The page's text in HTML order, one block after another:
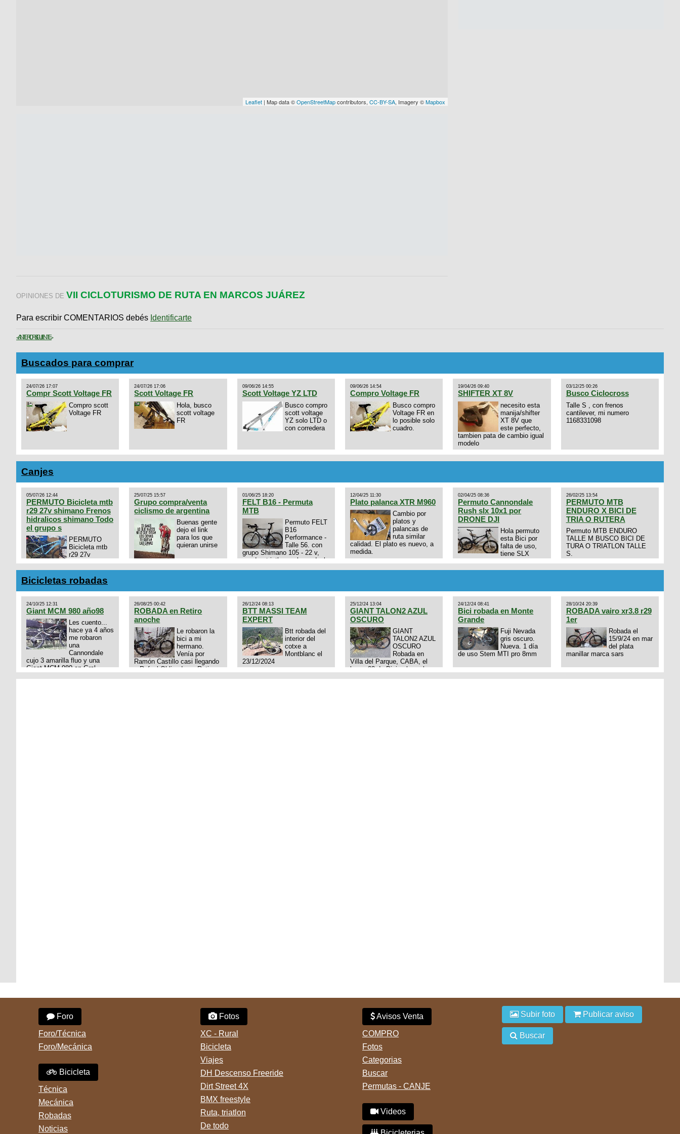
Leaflet | Map data ©OpenStreetMapcontributors,CC-BY-SA, Imagery ©Mapbox
OPINIONES DE VII CICLOTURISMO DE RUTA EN MARCOS JUÁREZ
Para escribir COMENTARIOS debés Identificarte
< ANTERIORSIGUIENTE >
Buscados para comprar
24/07/26 17:07
Compr Scott Voltage FR
Compro scott
Voltage FR
24/07/26 17:06
Scott Voltage FR
Hola, busco
scott voltage
FR
09/06/26 14:55
Scott Voltage YZ LTD
Busco compro
scott voltage
YZ solo LTD o
con corredera
09/06/26 14:54
Compro Voltage FR
Busco compro
Voltage FR en
lo posible solo
cuadro.
19/04/26 09:40
SHIFTER XT 8V
necesito esta
manija/shifter
XT 8V que
este perfecto,
tambien pata de cambio igual
modelo
03/12/25 00:26
Busco Ciclocross
Talle S , con frenos
cantilever, mi numero
1168331098
Canjes
05/07/26 12:44
PERMUTO Bicicleta mtb
r29 27v shimano Frenos
hidralicos shimano Todo
el grupo s
PERMUTO
Bicicleta mtb
r29 27v
shimano
Frenos hidralicos shimano
Todo el grupo shimano Talle
s/m Permuto x pistera o ruta
talle s o m.
25/07/25 15:57
Grupo compra/venta
ciclismo de argentina
Buenas gente
dejo el link
para los que
quieran unirse
https://chat.whatsapp.com/E4N9zhVk9wHFFzK7T345Kn?
mode=ac_t
01/06/25 18:20
FELT B16 - Permuta
MTB
Permuto FELT
B16
Performance -
Talle 56. con
grupo Shimano 105 - 22 v,
cuadro: triatlon carbono dual
12/04/25 11:30
Plato palanca XTR M960
Cambio por
platos y
palancas de
ruta similar
calidad. El plato es nuevo, a
medida.
02/04/25 08:36
Permuto Cannondale
Rush slx 10x1 por
DRONE DJI
Hola permuto
esta Bici por
falta de uso,
tiene SLX
Horquilla Axon tope de gama
por drone de la marca Dji, les
interesa 3434568861 saludos
26/02/25 13:54
PERMUTO MTB
ENDURO X BICI DE
TRIA O RUTERA
Permuto MTB ENDURO
TALLE M BUSCO BICI DE
TURA O TRIATLON TALLE
S.
Bicicletas robadas
24/10/25 12:31
Giant MCM 980 año98
Les cuento...
hace ya 4 años
me robaron
una
Cannondale
cujo 3 amarilla fluo y una
Giant MCM 980 en Gral
26/08/25 00:42
ROBADA en Retiro
anoche
Le robaron la
bici a mi
hermano.
Venía por
Ramón Castillo casi llegando
a Rafael Obligado en Retiro
26/12/24 08:13
BTT MASSI TEAM
EXPERT
Btt robada del
interior del
cotxe a
Montblanc el
23/12/2024
25/12/24 13:04
GIANT TALON2 AZUL
OSCURO
GIANT
TALON2 AZUL
OSCURO
Robada en
Villa del Parque, CABA, el
lunes 23 de Diciembre a las
24/12/24 08:41
Bici robada en Monte
Grande
Fuji Nevada
gris oscuro.
Nueva. 1 día
de uso Stem MTI pro 8mm
28/10/24 20:39
ROBADA vairo xr3.8 r29
1er
Robada el
15/9/24 en mar
del plata
manillar marca sars
Foro
Foro/Técnica
Foro/Mecánica
Bicicleta
Técnica
Mecánica
Robadas
Noticias
Fotos
XC - Rural
Bicicleta
Viajes
DH Descenso Freeride
Dirt Street 4X
BMX freestyle
Ruta, triatlon
De todo
Avisos Venta
COMPRO
Fotos
Categorias
Buscar
Permutas - CANJE
Videos
Subir foto Publicar aviso
Buscar